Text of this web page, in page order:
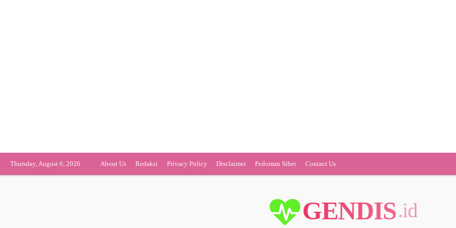
Thursday, August 6, 2026 About Us Redaksi Privacy Policy Disclaimer Pedoman Siber Contact Us
GENDIS.id